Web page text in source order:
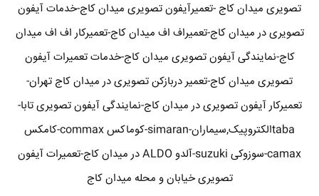
تصویری میدان کاج -تعمیرآیفون تصویری میدان کاج-خدمات آیفون
تصویری در میدان کاج-تعمیراف اف میدان کاج-تعمیرکار اف اف میدان
کاج-نمایندگی آیفون تصویری میدان کاج-خدمات تعمیرات آیفون
تصویری میدان کاج-تعمیر دربازکن تصویری در میدان کاج تهران-
تعمیرکار آیفون تصویری در میدان کاج-نمایندگی آیفون تصویری تابا-
tabaالکتروپیک,سیماران-simaran-کوماکس commax-کامکس
camax-سوزوکی suzuki-آلدو ALDO در میدان کاج-تعمیرات آیفون
تصویری خیابان و محله میدان کاج